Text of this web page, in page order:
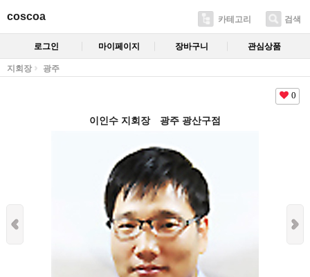
coscoa 카테고리 검색
로그인 마이페이지 장바구니 관심상품
지회장 광주
0
이인수 지회장 광주 광산구점